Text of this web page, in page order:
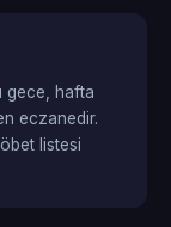
gece, hafta
eczanedir.
listesi